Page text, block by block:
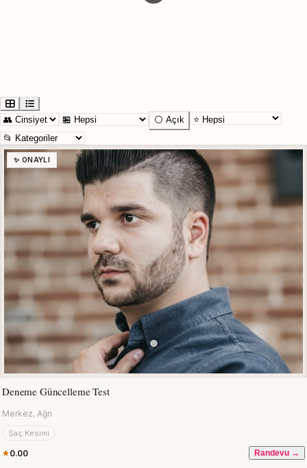
⚪ Açık
✨ ONAYLI
Deneme Güncelleme Test
Merkez, Ağrı
Saç Kesimi
0.00 Randevu →